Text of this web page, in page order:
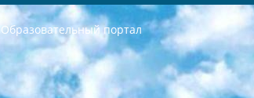
Образовательный портал
РЕСПУБЛИКА УЗБЕКИСТАН МИНИСТРЕРСТВО ДОШКОЛЬНОГО И ШКОЛЬНОГО ОБРАЗОВАНИЯ КОМАНДА в общеобразовательных учреждениях в 2023-2024 учебном году организация и проведение итоговой государственной аттестации обучающихся о Министра дошкольного и школьного образования Республики Узбекистан от 4 марта 2008 года (постановлением Минюста от 20 марта 2008 года № 1778 государственной регистрации) «Итоговое состояние учащихся общего среднего образования на основании положения об утверждении положения об аттестации общего среднего образования выпускной экзамен студентов в образовательных учреждениях в 2023-2024 учебном году В целях организации и прохождения аттестации приказываю: 1. Следующее: перечень предметов, по которым будет проводиться итоговая государственная аттестация и экзамен формы перевода согласно приложению 1; сертификаты международного образца, оценивающие уровень владения иностранными языками перечень согласно приложению 2; 2. Педагогический при специализированных образовательных учреждениях. научно-практический центр квалификации и международной оценки (Д.Давидова) 2024 г. До 25 марта: задания по предметам, по которым будет проводиться итоговая аттестация разработка и утверждение технических условий; итоговая аттестация на основании разработанного предметного задания разработка вопросов по предметам (устно и письменно), экзамен передача; общеобразовательные средние школы и специальные учебные заведения учащиеся выпускных классов школ и интернатов в агентской системе подготовка базы данных экзаменационных материалов и критериев оценки; перевод базы экзаменационных материалов на все языки обучения подать в Республиканский образовательный центр для изготовления; варианты экзаменов на основе разработанных контрольных материалов пусть будут поставлены задачи формирования. 3. Республиканский образовательный центр (Ш.Худайкулов) до 5 апреля 2024 года. до: база данных предоставленных экзаменационных материалов на все языки обучения перевод и экспертиза; для слепых, слабовидящих, глухих, слабослышащих и умственно отсталых детей учащиеся выпускных классов специализированных школ и школ-интернатов база данных экзаменационных материалов на всех преподаваемых языках подготовка критериев оценки; специализированные школы для умственно отсталых детей и технологии для учащихся выпускных классов школ-интернатов разработка соответствующих рекомендаций и критериев проведения ЕГЭ по естествознанию давать задания. 4. Педагогический при специализированных образовательных учреждениях. Научно-практический центр навыков и международной оценки (Д.Давидова), Республика образовательный центр (Худайкулов Ш.) итоговый государственный аттестационный экзамен ориентирован на творческое и логическое мышление при подготовке базы материалов учитывать введение заданий. 5. Следует отметить, что: сертификат государственного образца о знании общеобразовательного предмета и как минимум национальный уровень B1 по предметам на иностранных языках, указанным в Приложении 2. или международно признанный сертификат эквивалентного уровня студенты, изучающие определенный предмет, освобождаются от экзамена; по соответствующим предметам запланирована итоговая государственная аттестация за день до дня, путем жеребьевки Рабочей группой (в письменной форме по предметам,